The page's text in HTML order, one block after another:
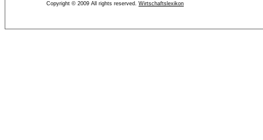
Copyright © 2009 All rights reserved. Wirtschaftslexikon